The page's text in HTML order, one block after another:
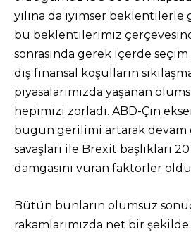
yılına da iyimser
bu beklentilerimiz
sonrasında gerek içerde
dış finansal koşulların
piyasalarımızda yaşanan
hepimizi zorladı. ABD-Çin
bugün gerilimi artarak devam
savaşları ile Brexit başlıkları
damgasını vuran faktörler
Bütün bunların olumsuz
rakamlarımızda net bir